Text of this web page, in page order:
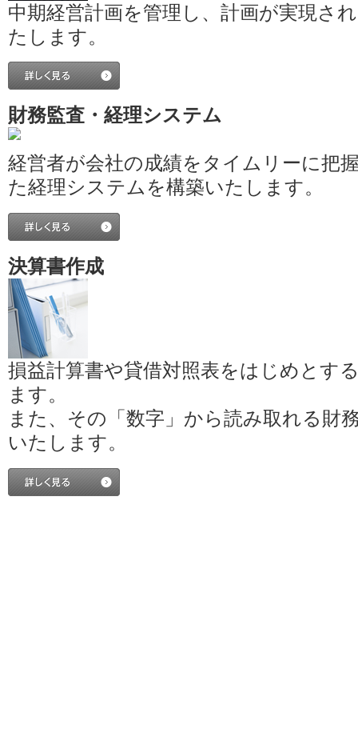
中期経営計画を管理し、計画が実現さ
たします。
財務監査・経理システム
経営者が会社の成績をタイムリーに把
た経理システムを構築いたします。
決算書作成
損益計算書や貸借対照表をはじめとす
ます。
また、その「数字」から読み取れる財
いたします。